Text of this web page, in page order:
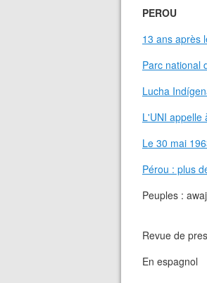
PEROU
13 ans après
Parc national
Lucha
L'UNI appelle
Le 30 mai
Pérou : plus
Peuples :
Revue de
En espagnol